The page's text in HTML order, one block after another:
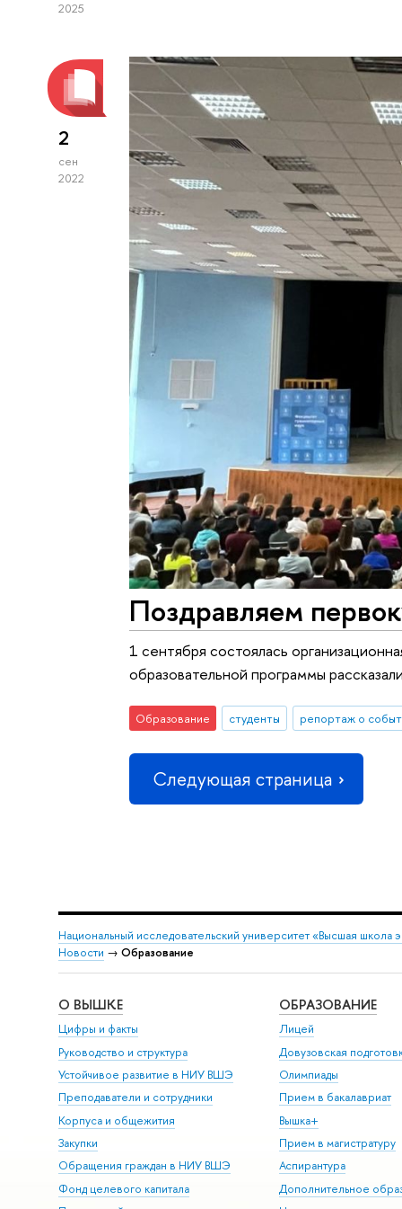
2025
2
сен
2022
Поздравляем
1 сентября состоялась
образовательной программы
Образование студенты репортаж о
Следующая страница
Национальный исследовательский университет «Высшая школа
Новости → Образование
О ВЫШКЕ
Цифры и факты
Руководство и структура
Устойчивое развитие в НИУ ВШЭ
Преподаватели и сотрудники
Корпуса и общежития
Закупки
Обращения граждан в НИУ ВШЭ
Фонд целевого капитала
ОБРАЗОВАНИЕ
Лицей
Довузовская
Олимпиады
Прием в бакалавриат
Вышка+
Прием в магистратуру
Аспирантура
Дополнительное